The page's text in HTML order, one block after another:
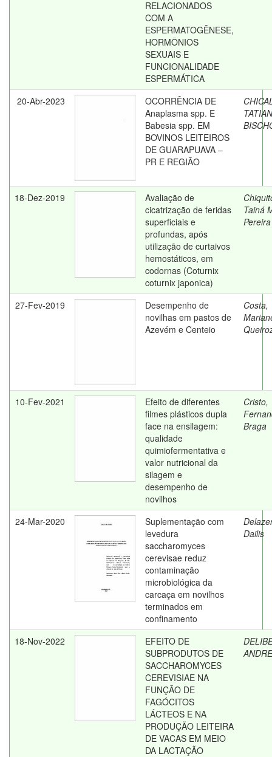
RELACIONADOS
COM A
ESPERMATOGÊNESE,
HORMÔNIOS
SEXUAIS E
FUNCIONALIDADE
ESPERMÁTICA
20-Abr-2023
OCORRÊNCIA DE
Anaplasma spp. E
Babesia spp. EM
BOVINOS LEITEIROS
DE GUARAPUAVA –
PR E REGIÃO
18-Dez-2019
Avaliação de
cicatrização de feridas
superficiais e
profundas, após
utilização de curtaivos
hemostáticos, em
codornas (Coturnix
coturnix japonica)
Tainá
Pereira
27-Fev-2019
Desempenho de
novilhas em pastos de
Azevém e Centeio
Costa,
10-Fev-2021
Efeito de diferentes
filmes plásticos dupla
face na ensilagem:
qualidade
quimiofermentativa e
valor nutricional da
silagem e
desempenho de
novilhos
Cristo,
Braga
24-Mar-2020
Suplementação com
levedura
saccharomyces
cerevisae reduz
contaminação
microbiológica da
carcaça em novilhos
terminados em
confinamento
Dailis
18-Nov-2022
EFEITO DE
SUBPRODUTOS DE
SACCHAROMYCES
CEREVISIAE NA
FUNÇÃO DE
FAGÓCITOS
LÁCTEOS E NA
PRODUÇÃO LEITEIRA
DE VACAS EM MEIO
DA LACTAÇÃO